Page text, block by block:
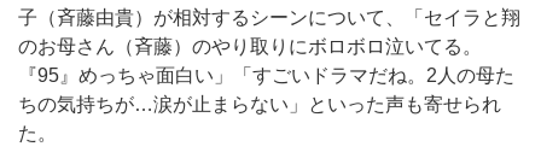
子（斉藤由貴）が相対するシーンについて、「セイラと翔
のお母さん（斉藤）のやり取りにボロボロ泣いてる。
『95』めっちゃ面白い」「すごいドラマだね。2人の母た
ちの気持ちが…涙が止まらない」といった声も寄せられ
た。